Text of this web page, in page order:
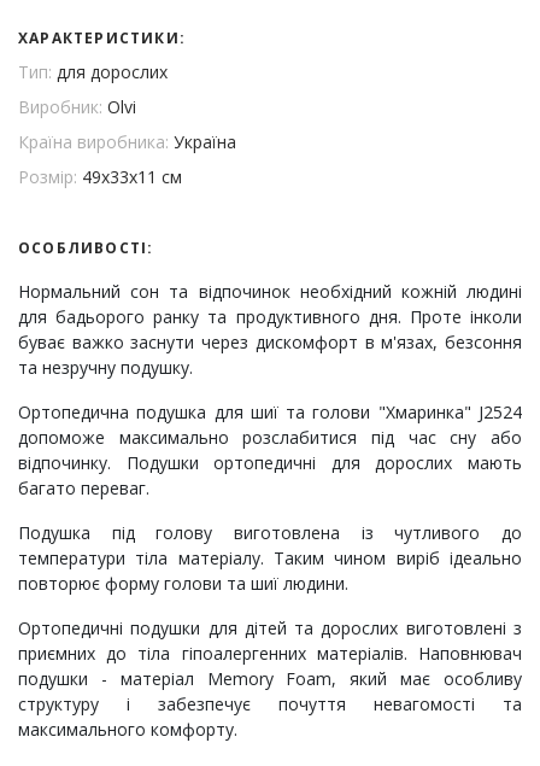
ХАРАКТЕРИСТИКИ:
Тип: для дорослих
Виробник: Olvi
Країна виробника: Україна
Розмір: 49х33х11 см
ОСОБЛИВОСТІ:
Нормальний сон та відпочинок необхідний кожній людині
для бадьорого ранку та продуктивного дня. Проте інколи
буває важко заснути через дискомфорт в м'язах, безсоння
та незручну подушку.
Ортопедична подушка для шиї та голови "Хмаринка" J2524
допоможе максимально розслабитися під час сну або
відпочинку. Подушки ортопедичні для дорослих мають
багато переваг.
Подушка під голову виготовлена із чутливого до
температури тіла матеріалу. Таким чином виріб ідеально
повторює форму голови та шиї людини.
Ортопедичні подушки для дітей та дорослих виготовлені з
приємних до тіла гіпоалергенних матеріалів. Наповнювач
подушки - матеріал Memory Foam, який має особливу
структуру і забезпечує почуття невагомості та
максимального комфорту.